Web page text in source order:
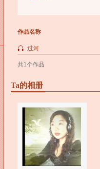
作品名称
过河
共1个作品
Ta的相册